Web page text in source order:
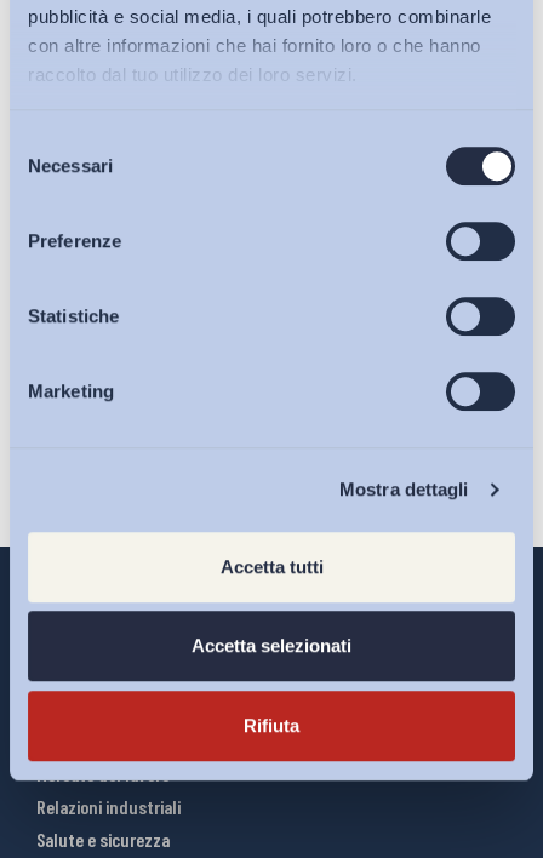
pubblicità e social media, i quali potrebbero combinarle
con altre informazioni che hai fornito loro o che hanno
raccolto dal tuo utilizzo dei loro servizi.
delNecessari
Preferenze
Statistiche
Marketing
Mostra dettagli
Accetta tutti
Accetta selezionati
Rifiuta
Bollettini ADAPT
Articoli
Osservatori
Eventi
sulla pagina della
Iscriviti
Interventi ADAPT
Relazioni industriali
Salute e sicurezza